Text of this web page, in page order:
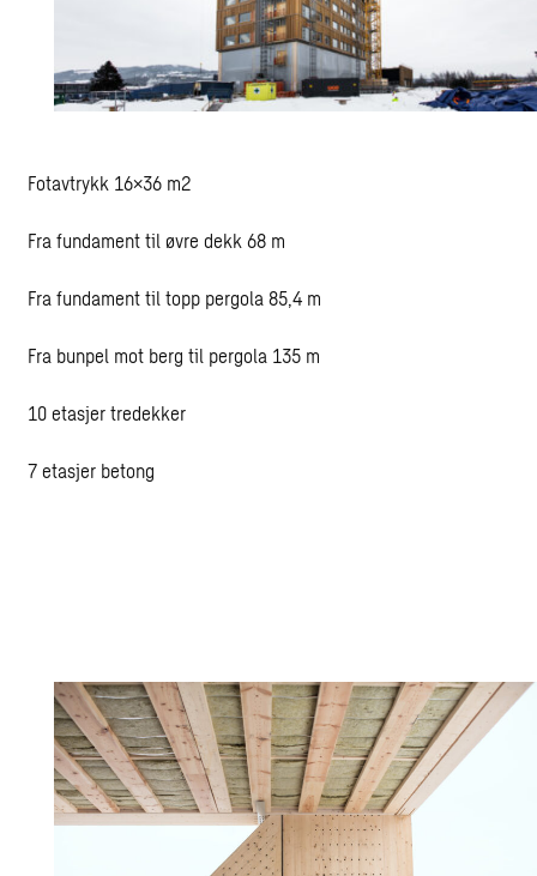
Fotavtrykk 16×36 m2
Fra fundament til øvre dekk 68 m
Fra fundament til topp pergola 85,4 m
Fra bunpel mot berg til pergola 135 m
10 etasjer tredekker
7 etasjer betong